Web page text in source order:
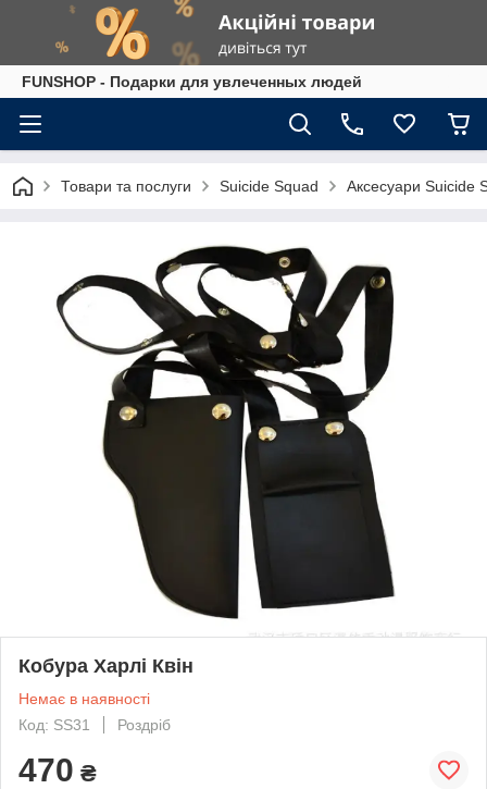
FUNSHOP - Подарки для увлеченных людей
Товари та послуги Suicide Squad Аксесуари Suicide
Кобура Харлі Квін
Немає в наявності
Код: SS31
Роздріб
470 ₴